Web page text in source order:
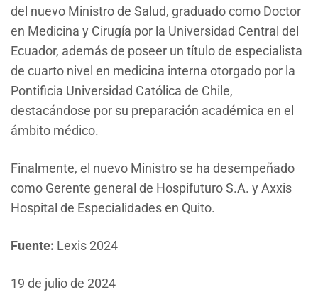
del nuevo Ministro de Salud, graduado como Doctor
en Medicina y Cirugía por la Universidad Central del
Ecuador, además de poseer un título de especialista
de cuarto nivel en medicina interna otorgado por la
Pontificia Universidad Católica de Chile,
destacándose por su preparación académica en el
ámbito médico.
Finalmente, el nuevo Ministro se ha desempeñado
como Gerente general de Hospifuturo S.A. y Axxis
Hospital de Especialidades en Quito.
Fuente: Lexis 2024
19 de julio de 2024